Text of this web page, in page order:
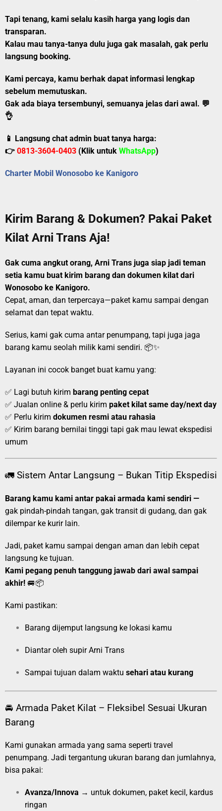
Tapi tenang, kami selalu kasih harga yang logis dan
transparan.
Kalau mau tanya-tanya dulu juga gak masalah, gak perlu
langsung booking.
Kami percaya, kamu berhak dapat informasi lengkap
sebelum memutuskan.
Gak ada biaya tersembunyi, semuanya jelas dari awal. 💬
👌
📱 Langsung chat admin buat tanya harga:
👉 0813-3604-0403 (Klik untuk WhatsApp)
Charter Mobil Wonosobo ke Kanigoro
Kirim Barang & Dokumen? Pakai Paket
Kilat Arni Trans Aja!
Gak cuma angkut orang, Arni Trans juga siap jadi teman
setia kamu buat kirim barang dan dokumen kilat dari
Wonosobo ke Kanigoro.
Cepat, aman, dan terpercaya—paket kamu sampai dengan
selamat dan tepat waktu.
Serius, kami gak cuma antar penumpang, tapi juga jaga
barang kamu seolah milik kami sendiri. 📦✨
Layanan ini cocok banget buat kamu yang:
✅ Lagi butuh kirim barang penting cepat
✅ Jualan online & perlu kirim paket kilat same day/next day
✅ Perlu kirim dokumen resmi atau rahasia
✅ Kirim barang bernilai tinggi tapi gak mau lewat ekspedisi
umum
🚛 Sistem Antar Langsung – Bukan Titip Ekspedisi
Barang kamu kami antar pakai armada kami sendiri —
gak pindah-pindah tangan, gak transit di gudang, dan gak
dilempar ke kurir lain.
Jadi, paket kamu sampai dengan aman dan lebih cepat
langsung ke tujuan.
Kami pegang penuh tanggung jawab dari awal sampai
akhir! 🚐📦
Kami pastikan:
Barang dijemput langsung ke lokasi kamu
Diantar oleh supir Arni Trans
Sampai tujuan dalam waktu sehari atau kurang
🚘 Armada Paket Kilat – Fleksibel Sesuai Ukuran
Barang
Kami gunakan armada yang sama seperti travel
penumpang. Jadi tergantung ukuran barang dan jumlahnya,
bisa pakai:
Avanza/Innova → untuk dokumen, paket kecil, kardus
ringan